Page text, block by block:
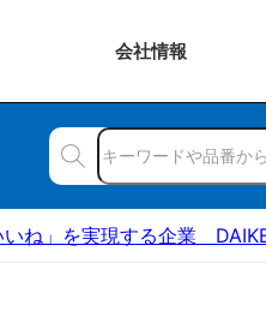
会社情報
いね」を実現する企業